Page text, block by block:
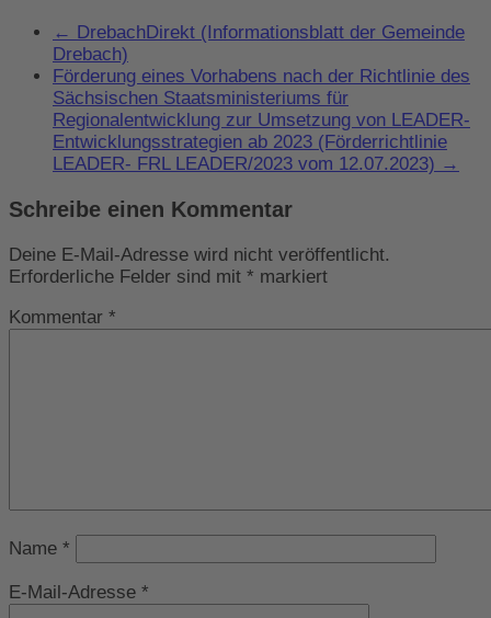
← DrebachDirekt (Informationsblatt der Gemeinde
Drebach)
Förderung eines Vorhabens nach der Richtlinie des
Sächsischen Staatsministeriums für
Regionalentwicklung zur Umsetzung von LEADER-
Entwicklungsstrategien ab 2023 (Förderrichtlinie
LEADER- FRL LEADER/2023 vom 12.07.2023) →
Schreibe einen Kommentar
Deine E-Mail-Adresse wird nicht veröffentlicht.
Erforderliche Felder sind mit * markiert
Kommentar *
Name *
E-Mail-Adresse *